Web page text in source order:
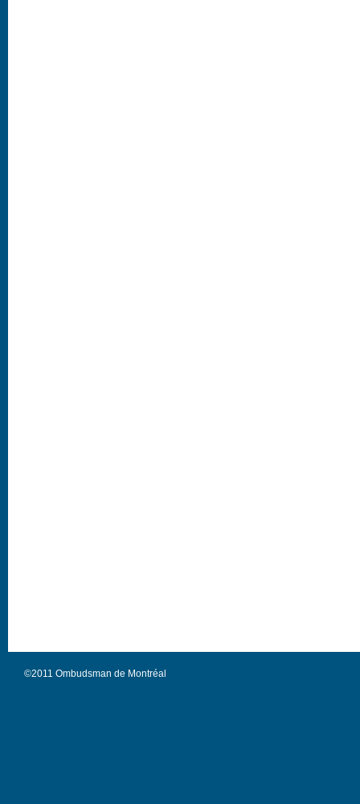
©2011 Ombudsman de Montréal